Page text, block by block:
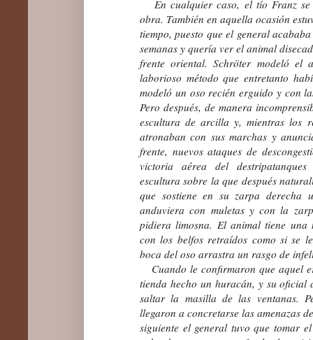
En cualquier caso, el tío Franz se
obra. También en aquella ocasión
tiempo, puesto que el general
semanas y quería ver el animal
frente oriental. Schröter modeló el
laborioso método que entretanto
modeló un oso recién erguido y con
Pero después, de manera
escultura de arcilla y, mientras los
atronaban con sus marchas y
frente, nuevos ataques de
victoria aérea del
escultura sobre la que después
que sostiene en su zarpa derecha
anduviera con muletas y con la
pidiera limosna. El animal tiene
con los belfos retraídos como si se
boca del oso arrastra un rasgo de
Cuando le confirmaron que aquel
tienda hecho un huracán, y su
saltar la masilla de las ventanas.
llegaron a concretarse las amenazas
siguiente el general tuvo que tomar